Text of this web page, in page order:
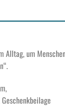
Alltag, um